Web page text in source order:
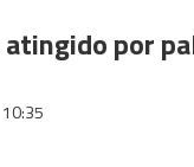
por
10:35